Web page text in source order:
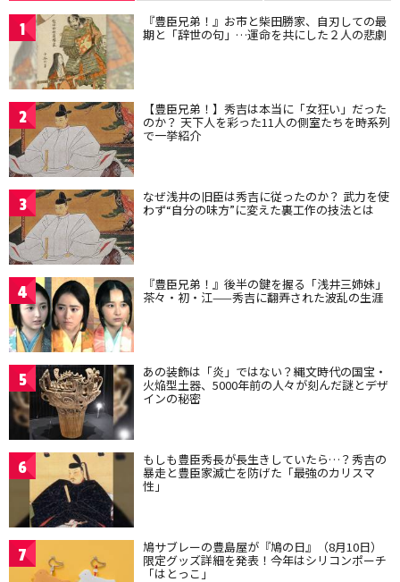
1 『豊臣兄弟！』お市と柴田勝家、自刃しての最
期と「辞世の句」…運命を共にした２人の悲劇
2 【豊臣兄弟！】秀吉は本当に「女狂い」だった
のか？ 天下人を彩った11人の側室たちを時系列
で一挙紹介
3 なぜ浅井の旧臣は秀吉に従ったのか？ 武力を使
わず“自分の味方”に変えた裏工作の技法とは
4 『豊臣兄弟！』後半の鍵を握る「浅井三姉妹」
茶々・初・江——秀吉に翻弄された波乱の生涯
5 あの装飾は「炎」ではない？縄文時代の国宝・
火焔型土器、5000年前の人々が刻んだ謎とデザ
インの秘密
6 もしも豊臣秀長が長生きしていたら…？秀吉の
暴走と豊臣家滅亡を防げた「最強のカリスマ
性」
7 鳩サブレーの豊島屋が『鳩の日』（8月10日）
限定グッズ詳細を発表！今年はシリコンポーチ
「はとっこ」